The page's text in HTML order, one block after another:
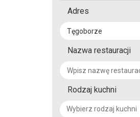
Adres
Nazwa restauracji
Rodzaj kuchni